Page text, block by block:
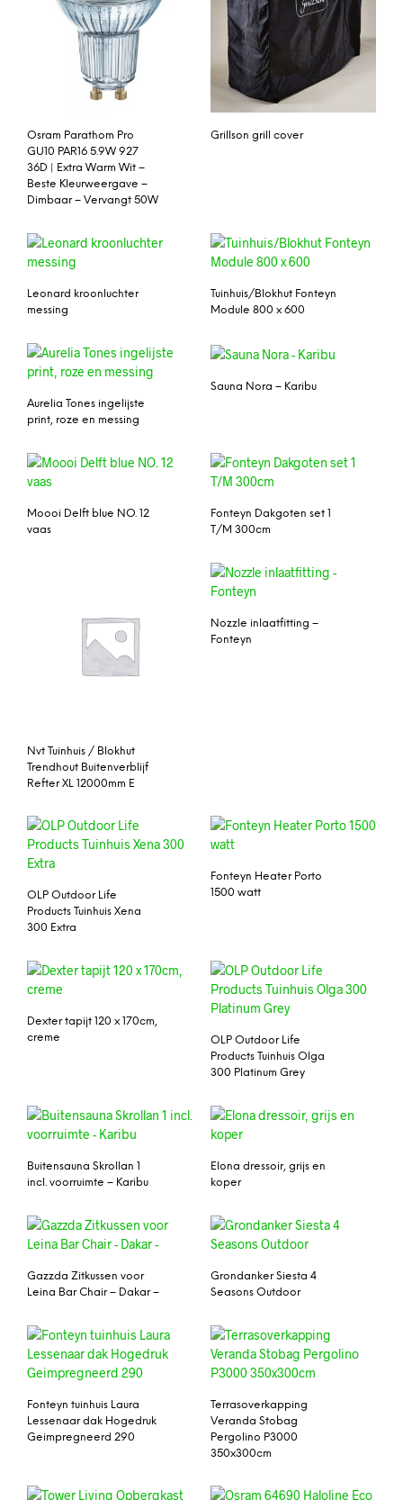
Osram Parathom Pro
GU10 PAR16 5.9W 927
36D | Extra Warm Wit –
Beste Kleurweergave –
Dimbaar – Vervangt 50W
Grillson grill cover
Leonard kroonluchter
messing
Tuinhuis/Blokhut Fonteyn
Module 800 x 600
Aurelia Tones ingelijste
print, roze en messing
Sauna Nora – Karibu
Moooi Delft blue NO. 12
vaas
Fonteyn Dakgoten set 1
T/M 300cm
Nvt Tuinhuis / Blokhut
Trendhout Buitenverblijf
Refter XL 12000mm E
Nozzle inlaatfitting –
Fonteyn
OLP Outdoor Life
Products Tuinhuis Xena
300 Extra
Fonteyn Heater Porto
1500 watt
Dexter tapijt 120 x 170cm,
creme
OLP Outdoor Life
Products Tuinhuis Olga
300 Platinum Grey
Buitensauna Skrollan 1
incl. voorruimte – Karibu
Elona dressoir, grijs en
koper
Gazzda Zitkussen voor
Leina Bar Chair – Dakar –
Grondanker Siesta 4
Seasons Outdoor
Fonteyn tuinhuis Laura
Lessenaar dak Hogedruk
Geimpregneerd 290
Terrasoverkapping
Veranda Stobag
Pergolino P3000
350x300cm